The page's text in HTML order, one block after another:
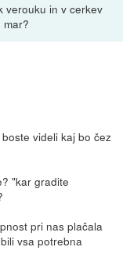
verouku in v cerkev
mar?
videli kaj bo čez
"kar gradite
pri nas plačala
vsa potrebna